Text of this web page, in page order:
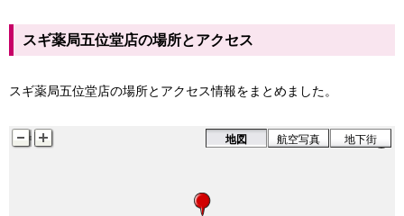
スギ薬局五位堂店の場所とアクセス
スギ薬局五位堂店の場所とアクセス情報をまとめました。
地図 航空写真 地下街